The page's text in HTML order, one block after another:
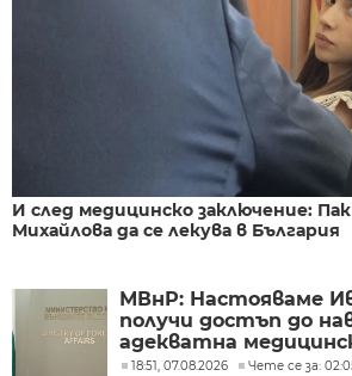
И след медицинско заключение:
Михайлова да се лекува в България
МВнР: Настояваме
получи достъп до
адекватна
18:51, 07.08.2026 Чете се за: